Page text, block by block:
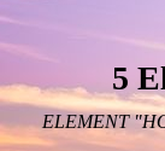
5
ELEMENT